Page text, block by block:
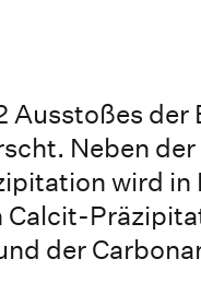
Ausstoßes
Neben
wird in
der